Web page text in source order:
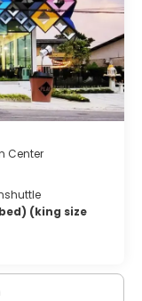
zudem gibt es
Reisezeit
In der
kann aufgewühlt
Center
(king size